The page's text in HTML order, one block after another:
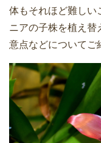
体もそれほど難しい
ニアの子株を植え替
意点などについてご